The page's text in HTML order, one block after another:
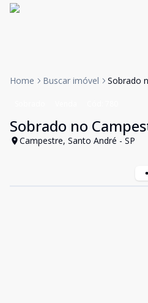
Home Buscar imóvel Sobrado
Sobrado no
Campestre, Santo André - SP